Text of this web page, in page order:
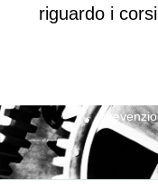
riguardo i